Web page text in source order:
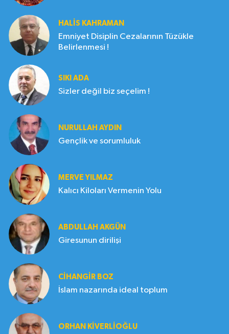
HALIS KAHRAMAN
Emniyet Disiplin Cezalarının Tüzükle
Belirlenmesi !
SIKI ADA
Sizler değil biz seçelim !
NURULLAH AYDIN
Gençlik ve sorumluluk
MERVE YILMAZ
Kalıcı Kiloları Vermenin Yolu
ABDULLAH AKGÜN
Giresunun dirilişi
CIHANGIR BOZ
İslam nazarında ideal toplum
ORHAN KIVERLIOĞLU